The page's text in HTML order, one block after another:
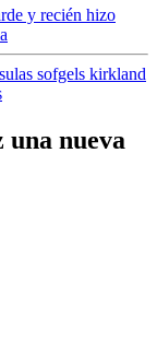
y recién hizo
sofgels kirkland
una nueva